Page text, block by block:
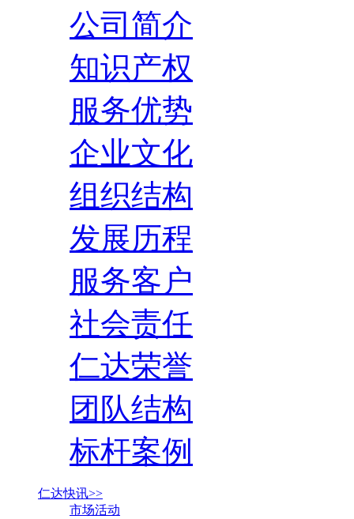
公司简介
知识产权
服务优势
企业文化
组织结构
发展历程
服务客户
社会责任
仁达荣誉
团队结构
标杆案例
仁达快讯>>
市场活动